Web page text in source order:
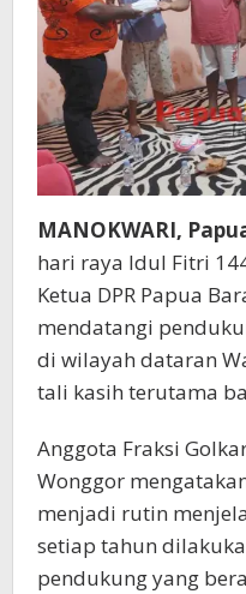
MANOKWARI,
hari raya Idul Fitri
Ketua DPR Papua
mendatangi
di wilayah dataran
tali kasih terutama
Anggota Fraksi
Wonggor
menjadi rutin
setiap tahun
pendukung yang